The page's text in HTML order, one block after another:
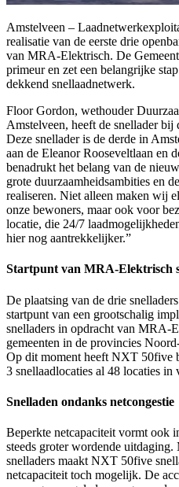
Amstelveen –
realisatie van de eerste drie
van MRA-Elektrisch. De
primeur en zet een belangrijke
dekkend snellaadnetwerk.
Floor Gordon, wethouder
Amstelveen, heeft de snellader
Deze snellader is de derde in
aan de Eleanor Rooseveltlaan en
benadrukt het belang van de
grote duurzaamheidsambities en
realiseren. Niet alleen maken wij
onze bewoners, maar ook voor
locatie, die 24/7
hier nog aantrekkelijker.”
Startpunt van MRA-Elektrisch
De plaatsing van de drie
startpunt van een grootschalig
snelladers in opdracht van MRA-
gemeenten in de provincies
Op dit moment heeft NXT 50five
3 snellaadlocaties al 48 locaties in
Snelladen ondanks netcongestie
Beperkte netcapaciteit vormt ook
steeds groter wordende uitdaging.
snelladers maakt NXT 50five
netcapaciteit toch mogelijk. De